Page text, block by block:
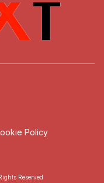
Policy
Reserved